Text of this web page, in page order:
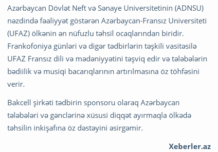
Azərbaycan Dövlət Neft və Sənaye Universitetinin (ADNSU)
nəzdində fəaliyyət göstərən Azərbaycan-Fransız Universiteti
(UFAZ) ölkənin ən nüfuzlu təhsil ocaqlarından biridir.
Frankofoniya günləri və digər tədbirlərin təşkili vasitəsilə
UFAZ Fransız dili və mədəniyyətini təşviq edir və tələbələrin
bədiilik və musiqi bacarıqlarının artırılmasına öz töhfəsini
verir.
Bakcell şirkəti tədbirin sponsoru olaraq Azərbaycan
tələbələri və gənclərinə xüsusi diqqət ayırmaqla ölkədə
təhsilin inkişafına öz dəstəyini əsirgəmir.
Xeberler.az